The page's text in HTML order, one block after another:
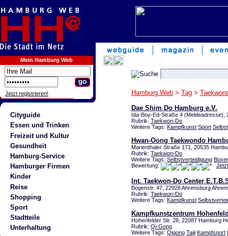
Mein Hamburg Web
Jetzt registrieren!
Cityguide
Essen und Trinken
Freizeit und Kultur
Gesundheit
Hamburg-Service
Hamburger Firmen
Kinder
Reise
Shopping
Sport
Stadtteile
Unterhaltung
Hamburg Web > Tag >
Dae Shim Do Hamburg e.V.
Ida-Boy-Ed-Straße 4 (Meldeadresse),
Rubrik: Taekwon-Do
Weitere Tags: Kampfkunst Sport
Hwan-Oong Taekwondo
Marienthaler Straße 171, 20535
Rubrik: Taekwon-Do
Weitere Tags: Selbstverteidigung
Bewertung:
Int. Taekwon-Do Center
Bogenstr. 47, 22926 Ahrensburg
Rubrik: Taekwon-Do
Weitere Tags: Kampfkunst
Kampfkunstzentrum
Hohenfelder Str. 28, 22087 Hamburg
Rubrik: Qi-Gong
Weitere Tags: Qigong Taiji Kampfsport